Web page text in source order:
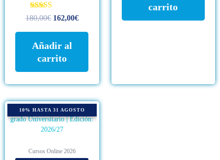
Valorado con
de 5
180,00€ 162,00€
Añadir al
carrito
carrito
10% HASTA 31 AGOSTO
Cursos Online 2026
El
precio
original
El
precio